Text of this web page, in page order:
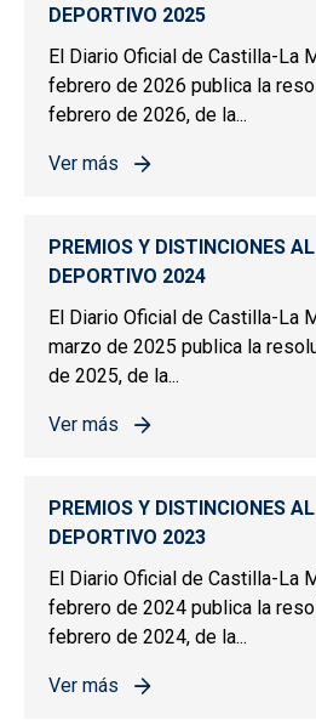
DEPORTIVO 2025
El Diario Oficial de Castilla-La
febrero de 2026 publica la
febrero de 2026, de la...
Ver más
sobre PREMIOS Y
PREMIOS Y DISTINCIONES
DEPORTIVO 2024
El Diario Oficial de Castilla-La
marzo de 2025 publica la
de 2025, de la...
Ver más
sobre PREMIOS Y
PREMIOS Y DISTINCIONES
DEPORTIVO 2023
El Diario Oficial de Castilla-La
febrero de 2024 publica la
febrero de 2024, de la...
Ver más
sobre PREMIOS Y